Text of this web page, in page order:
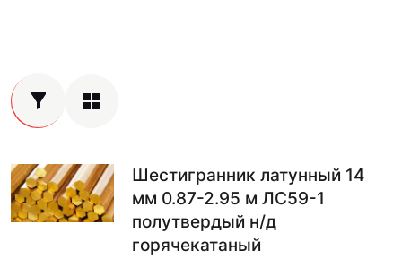
Шестигранник латунный 14
мм 0.87-2.95 м ЛС59-1
полутвердый н/д
горячекатаный